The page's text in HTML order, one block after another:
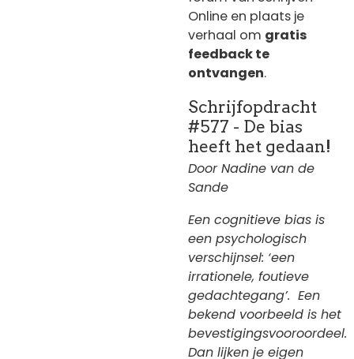
Online en plaats je
verhaal om gratis
feedback te
ontvangen.
Schrijfopdracht
#577 - De bias
heeft het gedaan!
Door Nadine van de
Sande
Een cognitieve bias is
een psychologisch
verschijnsel: ‘een
irrationele, foutieve
gedachtegang’. Een
bekend voorbeeld is het
bevestigingsvooroordeel.
Dan lijken je eigen